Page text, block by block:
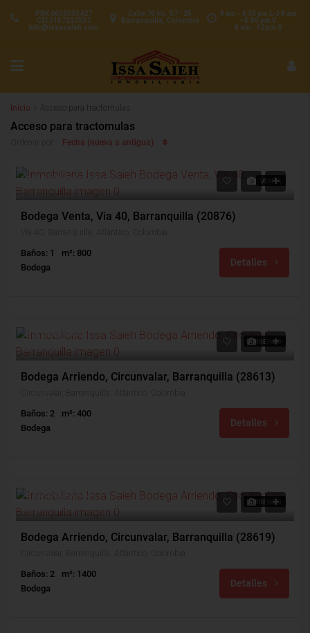
8 am - 4:30 pm L-J 8 am
- 5:00 pm V
8 am - 12 pm S
Calle 70 No. 57 - 25
Barranquilla, Colombia
PBX 6053533427
CEL3157227537
info@issasaieh.com
Inicio Acceso para tractomulas
Acceso para tractomulas
Fecha (nueva a antigua)
VENTA
$2,100,000,000
Bodega Venta, Vía 40, Barranquilla (20876)
Baños: 1
m²: 800
Bodega
Detalles
ARRIENDO
$5,000,000
$500,000
Bodega Arriendo, Circunvalar, Barranquilla (28613)
Baños: 2
m²: 400
Bodega
Detalles
ARRIENDO
$16,800,000
$1,680,000
Bodega Arriendo, Circunvalar, Barranquilla (28619)
Baños: 2
m²: 1400
Bodega
Detalles